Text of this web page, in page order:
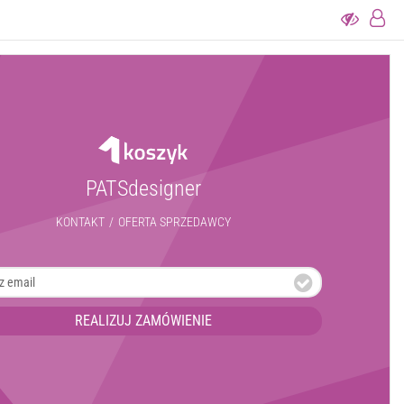
PATSdesigner
KONTAKT / OFERTA SPRZEDAWCY
REALIZUJ ZAMÓWIENIE